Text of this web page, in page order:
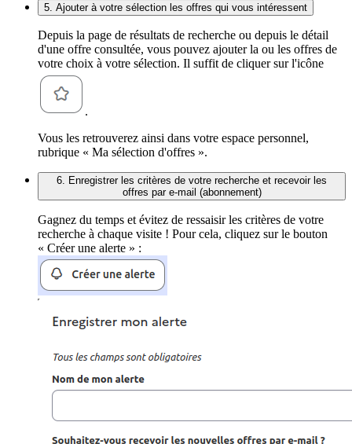
5. Ajouter à votre sélection les offres qui vous intéressent
Depuis la page de résultats de recherche ou depuis le détail
d'une offre consultée, vous pouvez ajouter la ou les offres de
votre choix à votre sélection. Il suffit de cliquer sur l'icône
.
Vous les retrouverez ainsi dans votre espace personnel,
rubrique « Ma sélection d'offres ».
6. Enregistrer les critères de votre recherche et recevoir les
offres par e-mail (abonnement)
Gagnez du temps et évitez de ressaisir les critères de votre
recherche à chaque visite ! Pour cela, cliquez sur le bouton
« Créer une alerte » :